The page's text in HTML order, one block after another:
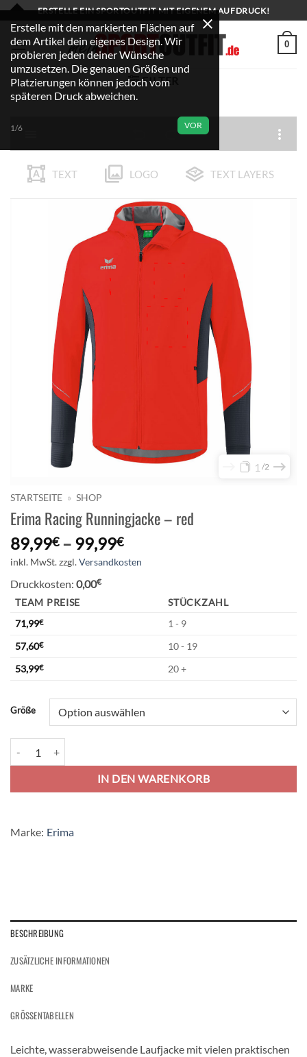
Zum
Inhalt
springen
ERSTELLE EIN SPORTOUTFIT MIT EIGENEM AUFDRUCK!
0
FILTER
TEXT LOGO TEXT LAYERS
1 2
STARTSEITE » SHOP
Erima Racing Runningjacke – red
89,99€– 99,99€
inkl. MwSt.zzgl.Versandkosten
Druckkosten: 0,00€
TEAM PREISE
STÜCKZAHL
71,99€
1 - 9
57,60€
10 - 19
53,99€ 20 +
Größe
IN DEN WARENKORB
Alternative:
Marke: Erima
BESCHREIBUNG
ZUSÄTZLICHE INFORMATIONEN
MARKE
GRÖSSENTABELLEN
Leichte, wasserabweisende Laufjacke mit vielen praktischen
Erstelle mit den markierten Flächen auf
dem Artikel dein eigenes Design. Wir
probieren jeden deiner Wünsche
umzusetzen. Die genauen Größen und
Platzierungen können jedoch vom
späteren Druck abweichen.
VOR
1/6